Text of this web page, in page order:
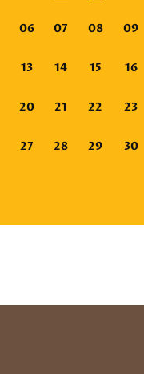
06 07 08 09
13 14 15 16
20 21 22 23
27 28 29 30